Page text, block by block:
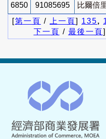
6850 91085695
比爾倍
[第一頁 / 上一頁] 135,
下一頁 / 最後一頁